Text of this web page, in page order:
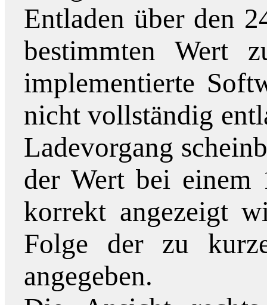
Entladen über den
bestimmten Wert
implementierte
nicht vollständig
Ladevorgang
der Wert bei einem
korrekt angezeigt
Folge der zu
angegeben.